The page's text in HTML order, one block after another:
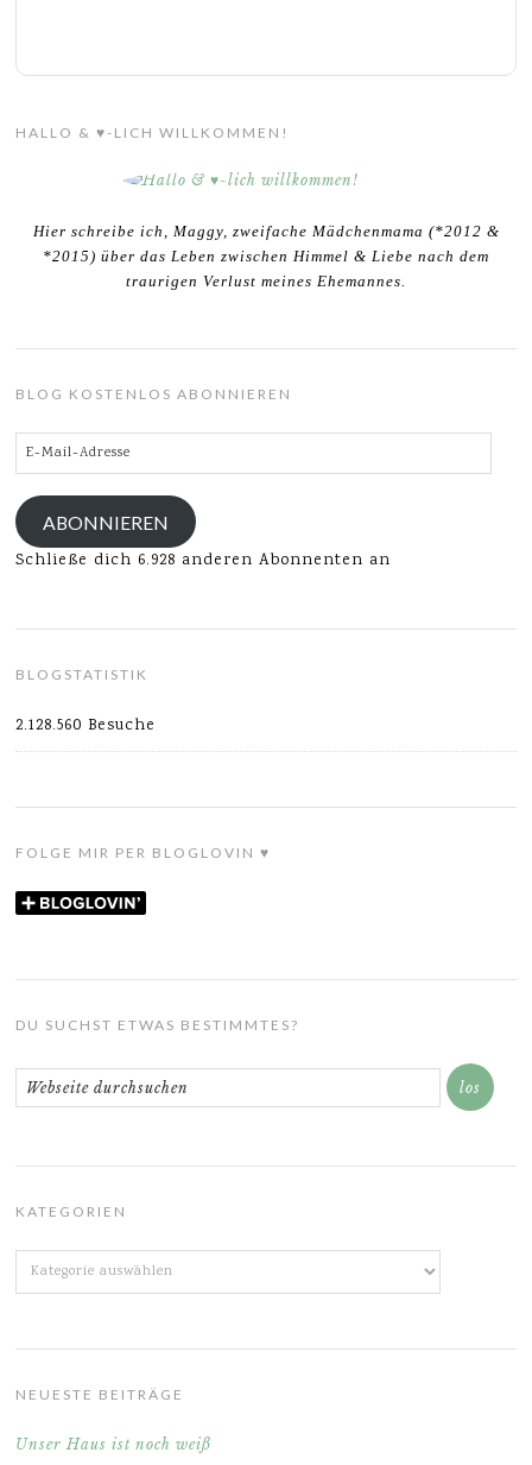
HALLO & ♥-LICH WILLKOMMEN!
Hier schreibe ich, Maggy, zweifache Mädchenmama (*2012 &
*2015) über das Leben zwischen Himmel & Liebe nach dem
traurigen Verlust meines Ehemannes.
BLOG KOSTENLOS ABONNIEREN
E-
Mail-
Adresse
ABONNIEREN
Schließe dich 6.928 anderen Abonnenten an
BLOGSTATISTIK
2.128.560 Besuche
FOLGE MIR PER BLOGLOVIN ♥
DU SUCHST ETWAS BESTIMMTES?
KATEGORIEN
Kategorien
NEUESTE BEITRÄGE
Unser Haus ist noch weiß